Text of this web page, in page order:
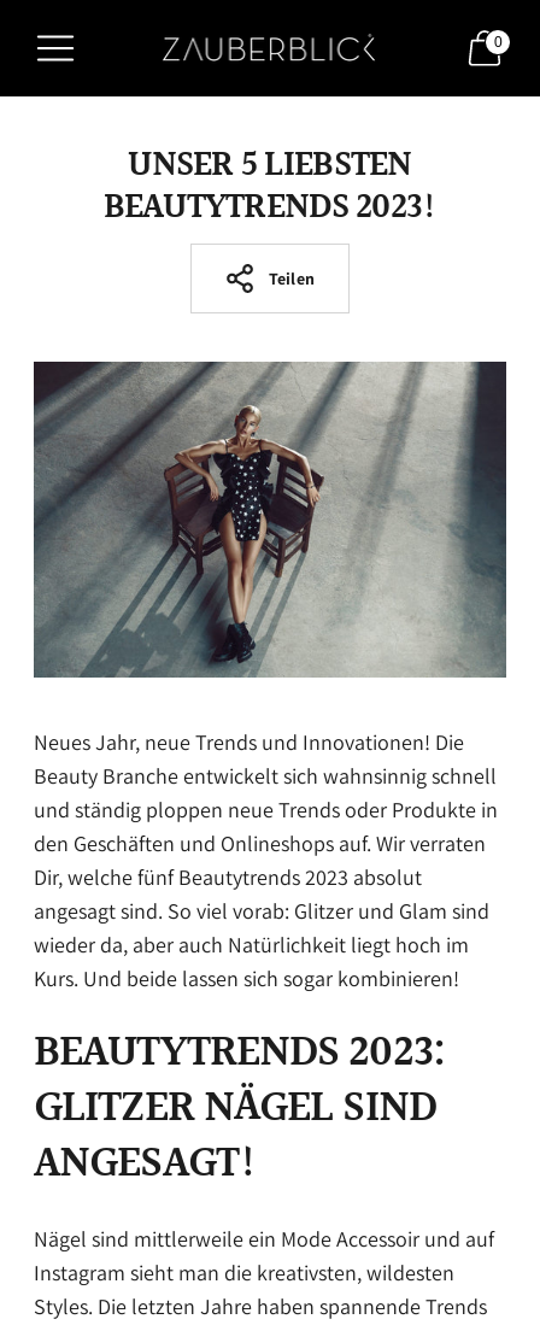
0
UNSER 5 LIEBSTEN
BEAUTYTRENDS 2023!
Teilen
Neues Jahr, neue Trends und Innovationen! Die
Beauty Branche entwickelt sich wahnsinnig schnell
und ständig ploppen neue Trends oder Produkte in
den Geschäften und Onlineshops auf. Wir verraten
Dir, welche fünf Beautytrends 2023 absolut
angesagt sind. So viel vorab: Glitzer und Glam sind
wieder da, aber auch Natürlichkeit liegt hoch im
Kurs. Und beide lassen sich sogar kombinieren!
BEAUTYTRENDS 2023:
GLITZER NÄGEL SIND
ANGESAGT!
Nägel sind mittlerweile ein Mode Accessoir und auf
Instagram sieht man die kreativsten, wildesten
Styles. Die letzten Jahre haben spannende Trends